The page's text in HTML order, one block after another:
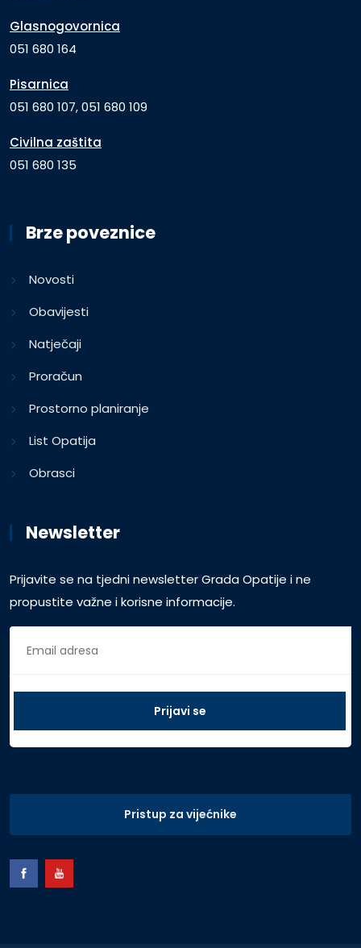
Glasnogovornica
051 680 164
Pisarnica
051 680 107, 051 680 109
Civilna zaštita
051 680 135
Brze poveznice
Novosti
Obavijesti
Natječaji
Proračun
Prostorno planiranje
List Opatija
Obrasci
Newsletter
Prijavite se na tjedni newsletter Grada Opatije i ne
propustite važne i korisne informacije.
Pristup za vijećnike